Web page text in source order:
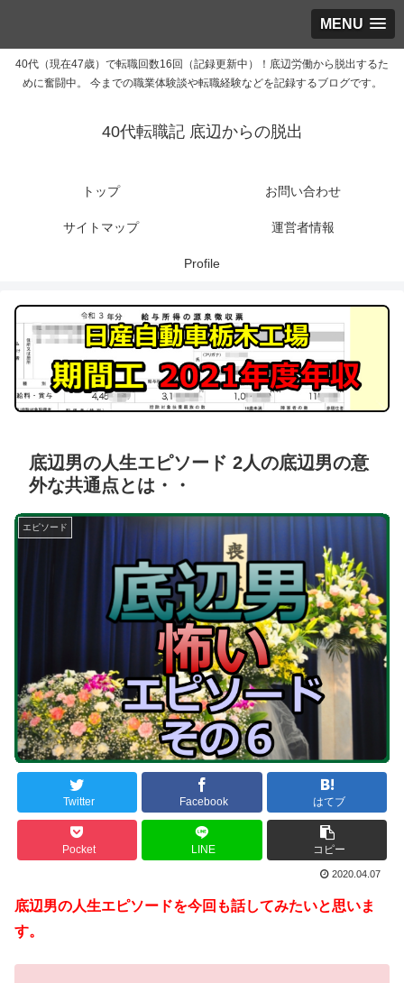
MENU
40代（現在47歳）で転職回数16回（記録更新中）！底辺労働から脱出するた
めに奮闘中。 今までの職業体験談や転職経験などを記録するブログです。
40代転職記 底辺からの脱出
トップ お問い合わせ
サイトマップ 運営者情報
Profile
底辺男の人生エピソード 2人の底辺男の意
外な共通点とは・・
エピソード
Twitter Facebook はてブ
Pocket LINE コピー
2020.04.07
底辺男の人生エピソードを今回も話してみたいと思いま
す。